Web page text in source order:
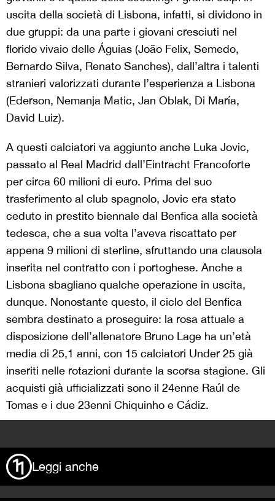
uscita della società di Lisbona, infatti, si dividono in
due gruppi: da una parte i giovani cresciuti nel
florido vivaio delle Águias (João Felix, Semedo,
Bernardo Silva, Renato Sanches), dall’altra i talenti
stranieri valorizzati durante l’esperienza a Lisbona
(Ederson, Nemanja Matic, Jan Oblak, Di María,
David Luiz).
A questi calciatori va aggiunto anche Luka Jovic,
passato al Real Madrid dall’Eintracht Francoforte
per circa 60 milioni di euro. Prima del suo
trasferimento al club spagnolo, Jovic era stato
ceduto in prestito biennale dal Benfica alla società
tedesca, che a sua volta l’aveva riscattato per
appena 9 milioni di sterline, sfruttando una clausola
inserita nel contratto con i portoghese. Anche a
Lisbona sbagliano qualche operazione in uscita,
dunque. Nonostante questo, il ciclo del Benfica
sembra destinato a proseguire: la rosa attuale a
disposizione dell’allenatore Bruno Lage ha un’età
media di 25,1 anni, con 15 calciatori Under 25 già
inseriti nelle rotazioni durante la scorsa stagione. Gli
acquisti già ufficializzati sono il 24enne Raúl de
Tomas e i due 23enni Chiquinho e Cádiz.
Leggi anche